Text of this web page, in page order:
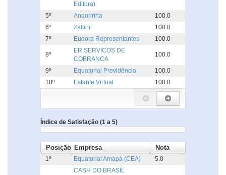
Editora)
5º Andorinha
100.0
6º
Zattini
100.0
7º
Eudora Representantes 100.0
8º
ER SERVICOS DE
COBRANCA
100.0
9º Equatorial Previdência
100.0
10º
Estante Virtual 100.0
Índice de Satisfação (1 a 5)
Posição Empresa Nota
1º Equatorial Amapá (CEA) 5.0
CASH DO BRASIL